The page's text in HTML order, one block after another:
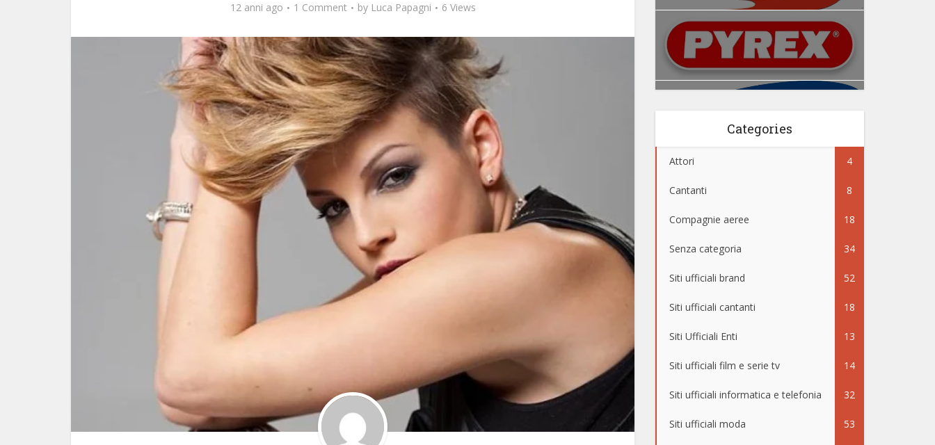
12 anni ago 1 Comment by Luca Papagni 6 Views
Categories
Attori 4
Cantanti 8
Compagnie aeree 18
Senza categoria 34
Siti ufficiali brand 52
Siti ufficiali cantanti 18
Siti Ufficiali Enti 13
Siti ufficiali film e serie tv 14
Siti ufficiali informatica e telefonia 32
Siti ufficiali moda 53